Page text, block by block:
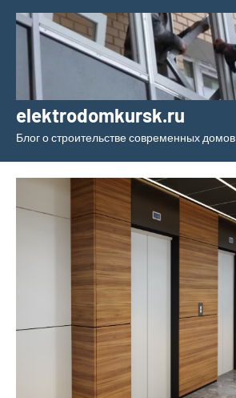
Перейти
содержимому
elektrodomkursk.ru
Блог о строительстве современных домов